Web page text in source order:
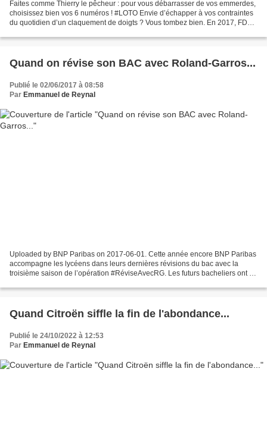
Faites comme Thierry le pêcheur : pour vous débarrasser de vos emmerdes,
choisissez bien vos 6 numéros ! #LOTO Envie d’échapper à vos contraintes
du quotidien d’un claquement de doigts ? Vous tombez bien. En 2017, FDJ
Quand on révise son BAC avec Roland-Garros...
Publié le 02/06/2017 à 08:58
Par Emmanuel de Reynal
Uploaded by BNP Paribas on 2017-06-01. Cette année encore BNP Paribas
accompagne les lycéens dans leurs dernières révisions du bac avec la
troisième saison de l’opération #RéviseAvecRG. Les futurs bacheliers ont la
Quand Citroën siffle la fin de l'abondance...
Publié le 24/10/2022 à 12:53
Par Emmanuel de Reynal